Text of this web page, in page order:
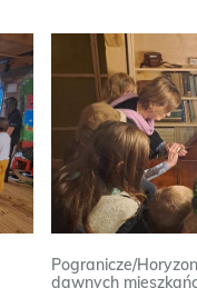
Pogranicze/
dawnych